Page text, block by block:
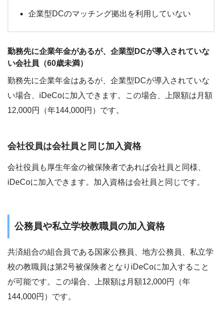
企業型DCのマッチング拠出を利用していない
勤務先に企業年金があるが、企業型DCが導入されていな
い会社員（60歳未満）
勤務先に企業年金はあるが、企業型DCが導入されていな
い場合、iDeCoに加入できます。この場合、上限額は月額
12,000円（年144,000円）です。
会社役員は会社員と同じ加入資格
会社役員も厚生年金の被保険者であれば会社員と同様、
iDeCoに加入できます。加入資格は会社員と同じです。
公務員や私立学校教職員の加入資格
共済組合の組合員である国家公務員、地方公務員、私立学
校の教職員は第2号被保険者となりiDeCoに加入すること
が可能です。この場合、上限額は月額12,000円（年
144,000円）です。